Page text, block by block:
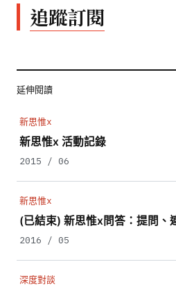
追蹤訂閱
延伸閱讀
新思惟x
新思惟x 活動記錄
2015 / 06
新思惟x
(已結束) 新思惟x問答：提問、
2016 / 05
深度對談